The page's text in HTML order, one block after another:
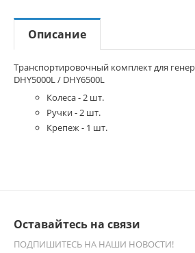
Описание
Транспортировочный комплект для
DHY5000L / DHY6500L
Колеса - 2 шт.
Ручки - 2 шт.
Крепеж - 1 шт.
Оставайтесь на связи
ПОДПИШИТЕСЬ НА НАШИ НОВОСТИ!